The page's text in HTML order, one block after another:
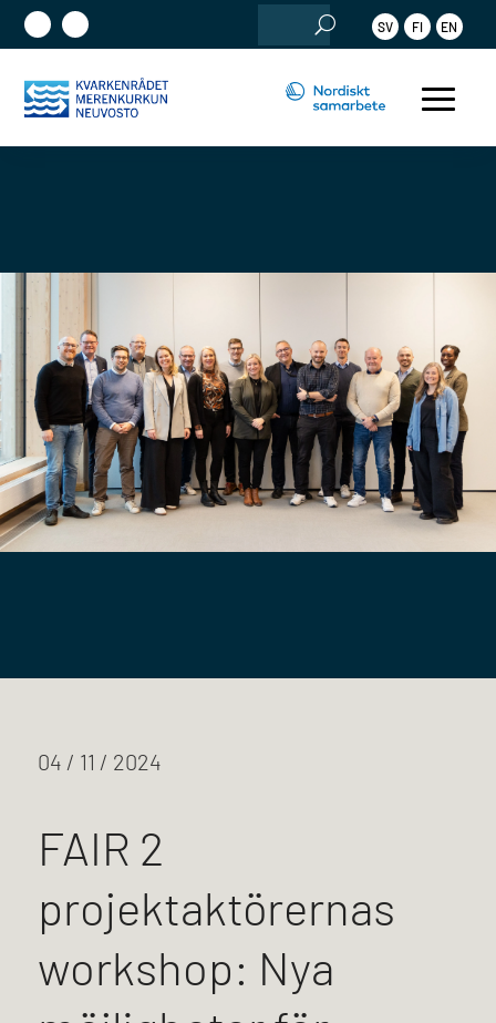
efter:
SV FI EN
04 / 11 / 2024
FAIR 2
projektaktörernas
workshop: Nya